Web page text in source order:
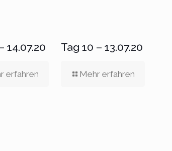
14.07.20
erfahren
Tag 10 – 13.07.20
Mehr erfahren